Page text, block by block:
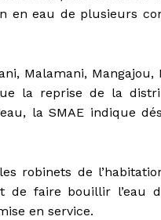
en eau de plusieurs
Malamani, Mangajou,
la reprise de la
la SMAE indique
robinets de
de faire bouillir l’eau
en service.